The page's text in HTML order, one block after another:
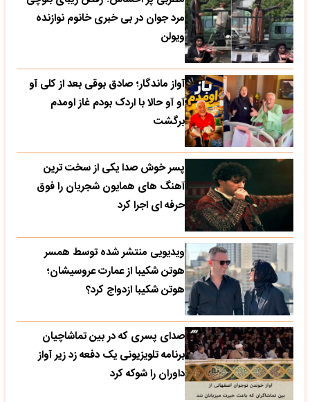
مرد جوان در بی خبری خانوم نوازنده
ویولن
آواز ماندگار؛ صادق بوقی بعد از کلی آو
آو آو حالا با اردک بودم غاز اومدم
برگشت
پسر خوش صدا یکی از سخت ترین
آهنگ های همایون شجریان را فوق
حرفه ای اجرا کرد
ویدیویی منتشر شده توسط همسر
هوتن شکیبا از عمارت عروسیشان؛
هوتن شکیبا ازدواج کرد؟
صدای پسری که در بین تماشاچیان
برنامه تلویزیونی یک دفعه زد زیر آواز
داوران را شوکه کرد